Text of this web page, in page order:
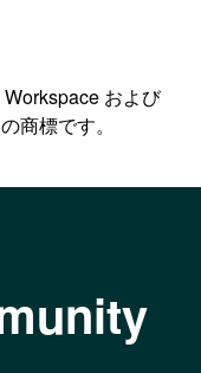
および
商標です。